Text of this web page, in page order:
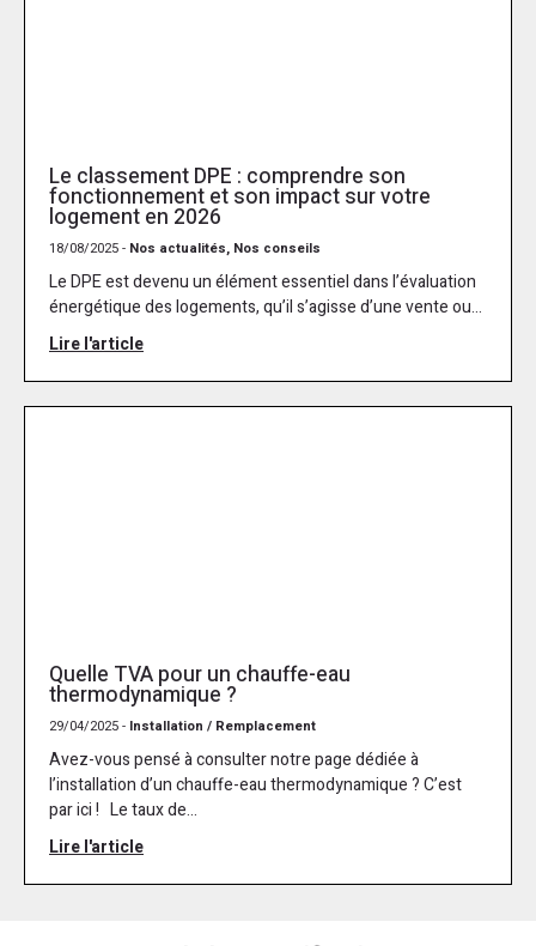
Le classement DPE : comprendre son
fonctionnement et son impact sur votre
logement en 2026
18/08/2025 - Nos actualités, Nos conseils
Le DPE est devenu un élément essentiel dans l’évaluation
énergétique des logements, qu’il s’agisse d’une vente ou...
Lire l'article
Quelle TVA pour un chauffe-eau
thermodynamique ?
29/04/2025 - Installation / Remplacement
Avez-vous pensé à consulter notre page dédiée à
l’installation d’un chauffe-eau thermodynamique ? C’est
par ici ! Le taux de...
Lire l'article